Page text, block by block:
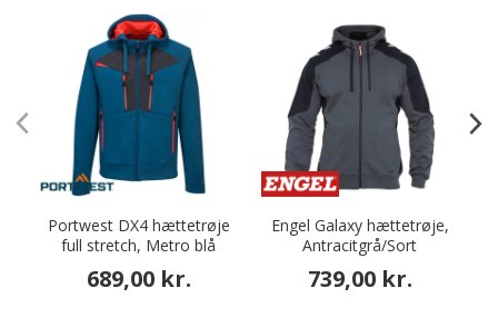
Portwest DX4 hættetrøje
full stretch, Metro blå
689,00 kr.
Engel Galaxy hættetrøje,
Antracitgrå/Sort
739,00 kr.